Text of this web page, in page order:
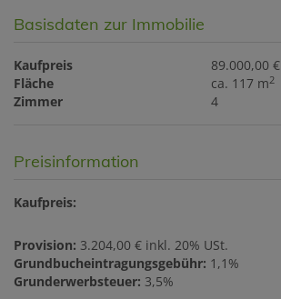
Basisdaten zur Immobilie
Kaufpreis
89.000,00 €
Fläche
ca. 117 m2
Zimmer 4
Preisinformation
Kaufpreis:
Provision: 3.204,00 € inkl. 20% USt.
Grundbucheintragungsgebühr: 1,1%
Grunderwerbsteuer: 3,5%